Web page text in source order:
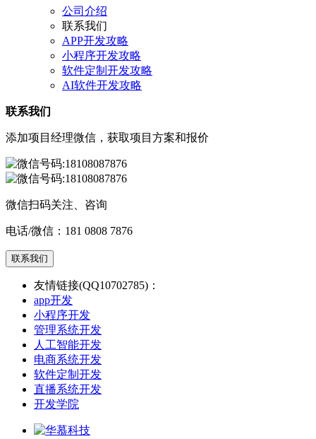
公司介绍
联系我们
APP开发攻略
小程序开发攻略
软件定制开发攻略
AI软件开发攻略
联系我们
添加项目经理微信，获取项目方案和报价
微信扫码关注、咨询
电话/微信： 181 0808 7876
联系我们
友情链接(QQ10702785)：
app开发
小程序开发
管理系统开发
人工智能开发
电商系统开发
软件定制开发
直播系统开发
开发学院